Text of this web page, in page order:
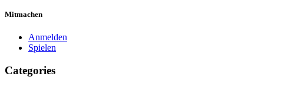
Mitmachen
Anmelden
Spielen
Categories